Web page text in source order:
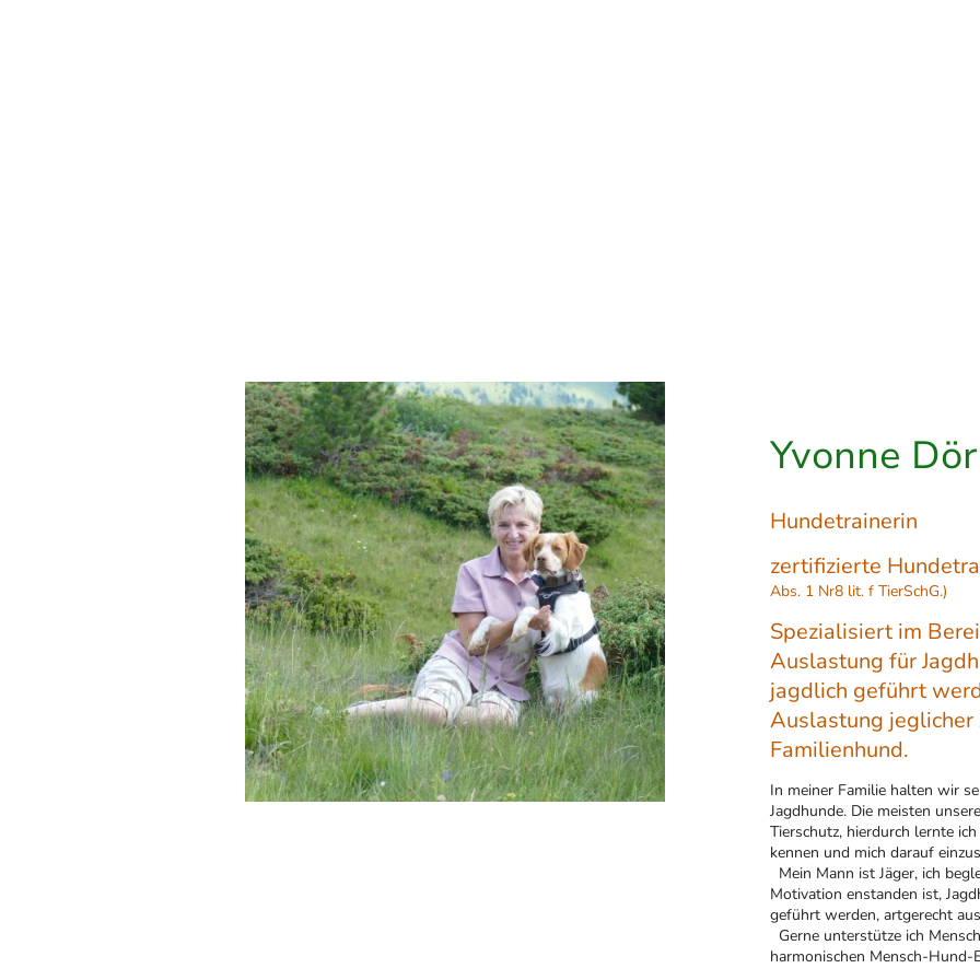
Yvonne
Hundetrainerin
zertifizierte
Abs. 1 Nr8 lit. f TierSchG.)
Spezialisiert im
Auslastung für
jagdlich
Auslastung
Familienhund.
In meiner Familie halten wir
Jagdhunde. Die meisten
Tierschutz, hierdurch lernte
kennen und mich
Mein Mann ist Jäger, ich
Motivation enstanden ist,
geführt werden,
Gerne unterstütze ich
harmonischen Mensch-Hund-